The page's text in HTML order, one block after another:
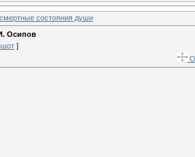
состояния души
Осипов
]